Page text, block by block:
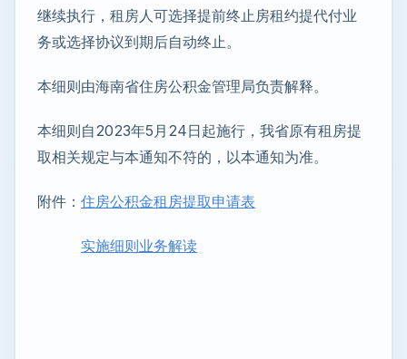
继续执行，租房人可选择提前终止房租约提代付业
务或选择协议到期后自动终止。
本细则由海南省住房公积金管理局负责解释。
本细则自2023年5月24日起施行，我省原有租房提
取相关规定与本通知不符的，以本通知为准。
附件： 住房公积金租房提取申请表
实施细则业务解读